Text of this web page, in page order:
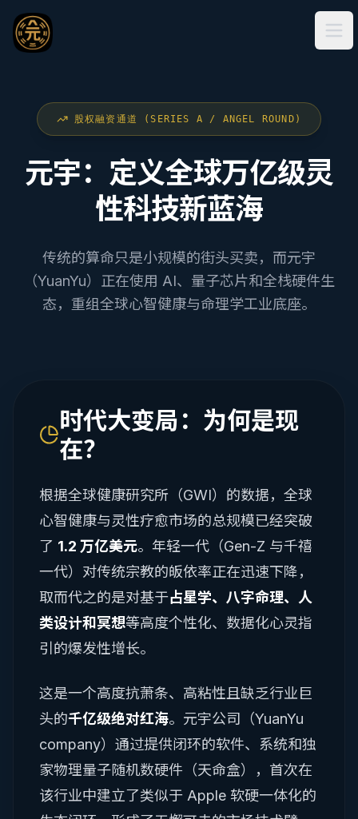
股权融资通道 (SERIES A / ANGEL ROUND)
元宇：定义全球万亿级灵
性科技新蓝海
传统的算命只是小规模的街头买卖，而元宇
（YuanYu）正在使用 AI、量子芯片和全栈硬件生
态，重组全球心智健康与命理学工业底座。
时代大变局：为何是现
在？
根据全球健康研究所（GWI）的数据，全球
心智健康与灵性疗愈市场的总规模已经突破
了 1.2 万亿美元。年轻一代（Gen-Z 与千禧
一代）对传统宗教的皈依率正在迅速下降，
取而代之的是对基于占星学、八字命理、人
类设计和冥想等高度个性化、数据化心灵指
引的爆发性增长。
这是一个高度抗萧条、高粘性且缺乏行业巨
头的千亿级绝对红海。元宇公司（YuanYu
company）通过提供闭环的软件、系统和独
家物理量子随机数硬件（天命盒），首次在
该行业中建立了类似于 Apple 软硬一体化的